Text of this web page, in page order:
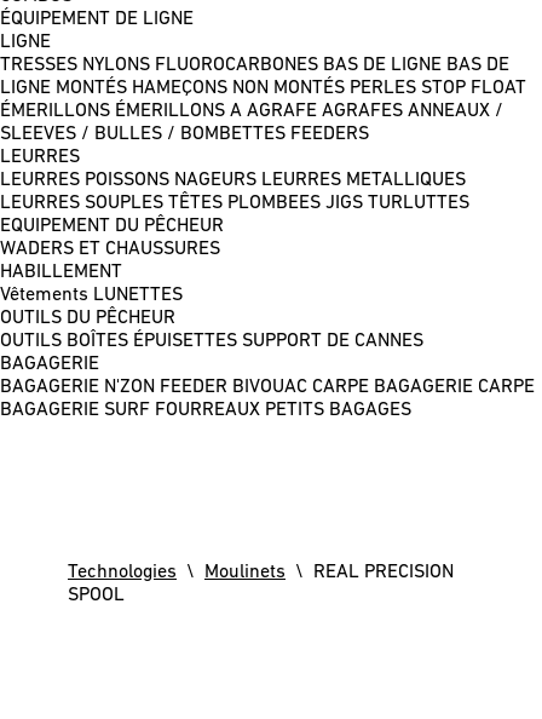
ÉQUIPEMENT DE LIGNE
LIGNE
TRESSES NYLONS FLUOROCARBONES BAS DE LIGNE BAS DE
LIGNE MONTÉS HAMEÇONS NON MONTÉS PERLES STOP FLOAT
ÉMERILLONS ÉMERILLONS A AGRAFE AGRAFES ANNEAUX /
SLEEVES / BULLES / BOMBETTES FEEDERS
LEURRES
LEURRES POISSONS NAGEURS LEURRES METALLIQUES
LEURRES SOUPLES TÊTES PLOMBEES JIGS TURLUTTES
EQUIPEMENT DU PÊCHEUR
WADERS ET CHAUSSURES
HABILLEMENT
Vêtements LUNETTES
OUTILS DU PÊCHEUR
OUTILS BOÎTES ÉPUISETTES SUPPORT DE CANNES
BAGAGERIE
BAGAGERIE N'ZON FEEDER BIVOUAC CARPE BAGAGERIE CARPE
BAGAGERIE SURF FOURREAUX PETITS BAGAGES
Technologies \ Moulinets \ REAL PRECISION
SPOOL